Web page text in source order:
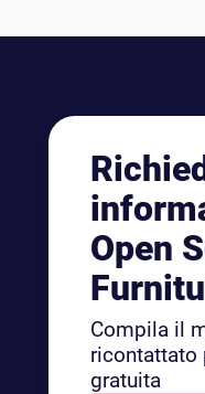
Open
Compila il
ricontattato
gratuita